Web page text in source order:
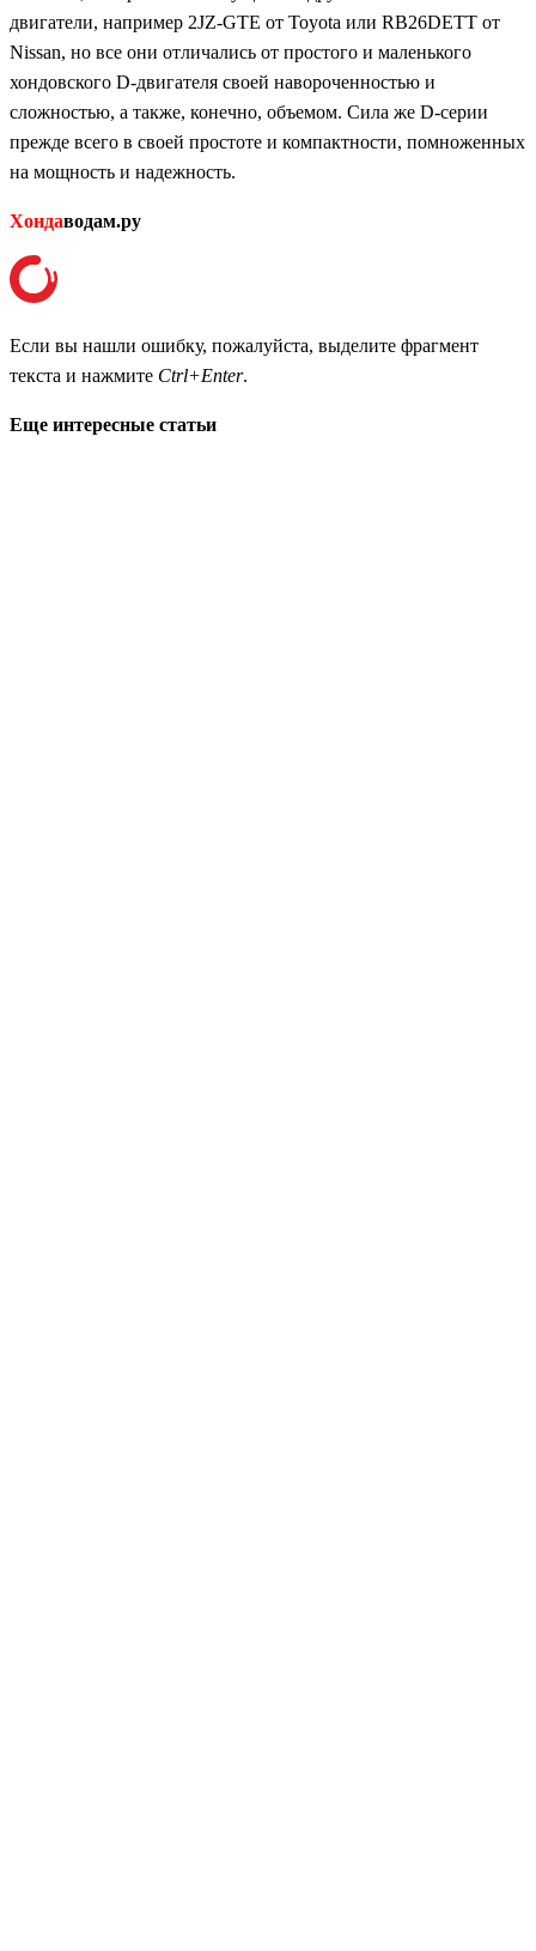
двигатели, например 2JZ-GTE от Toyota или RB26DETT от
Nissan, но все они отличались от простого и маленького
хондовского D-двигателя своей навороченностью и
сложностью, а также, конечно, объемом. Сила же D-серии
прежде всего в своей простоте и компактности, помноженных
на мощность и надежность.
Хондаводам.ру
Если вы нашли ошибку, пожалуйста, выделите фрагмент
текста и нажмите Ctrl+Enter.
Еще интересные статьи